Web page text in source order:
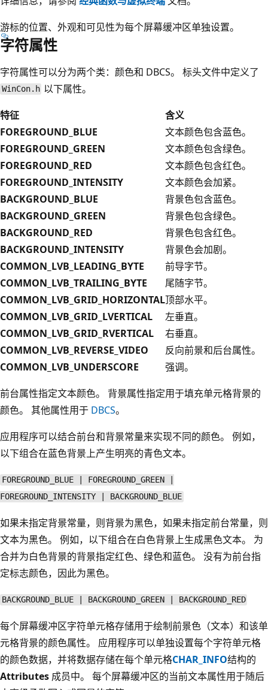
游标的位置、外观和可见性为每个屏幕缓冲区单独设置。
字符属性
字符属性可以分为两个类：颜色和 DBCS。 标头文件中定义了
WinCon.h 以下属性。
特征
含义
FOREGROUND_BLUE
文本颜色包含蓝色。
FOREGROUND_GREEN
文本颜色包含绿色。
FOREGROUND_RED
文本颜色包含红色。
FOREGROUND_INTENSITY
文本颜色会加紧。
BACKGROUND_BLUE
背景色包含蓝色。
BACKGROUND_GREEN
背景色包含绿色。
BACKGROUND_RED
背景色包含红色。
BACKGROUND_INTENSITY
背景色会加剧。
COMMON_LVB_LEADING_BYTE
前导字节。
COMMON_LVB_TRAILING_BYTE
尾随字节。
COMMON_LVB_GRID_HORIZONTAL顶部水平。
COMMON_LVB_GRID_LVERTICAL
左垂直。
COMMON_LVB_GRID_RVERTICAL
右垂直。
COMMON_LVB_REVERSE_VIDEO
反向前景和后台属性。
COMMON_LVB_UNDERSCORE
强调。
前台属性指定文本颜色。 背景属性指定用于填充单元格背景的
颜色。 其他属性用于 DBCS。
应用程序可以结合前台和背景常量来实现不同的颜色。 例如，
以下组合在蓝色背景上产生明亮的青色文本。
FOREGROUND_BLUE | FOREGROUND_GREEN |
FOREGROUND_INTENSITY | BACKGROUND_BLUE
如果未指定背景常量，则背景为黑色，如果未指定前台常量，则
文本为黑色。 例如，以下组合在白色背景上生成黑色文本。 为
合并为白色背景的背景指定红色、绿色和蓝色。 没有为前台指
定标志颜色，因此为黑色。
BACKGROUND_BLUE | BACKGROUND_GREEN | BACKGROUND_RED
每个屏幕缓冲区字符单元格存储用于绘制前景色（文本）和该单
元格背景的颜色属性。 应用程序可以单独设置每个字符单元格
的颜色数据，并将数据存储在每个单元格CHAR_INFO结构的
Attributes 成员中。 每个屏幕缓冲区的当前文本属性用于随后